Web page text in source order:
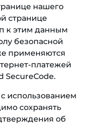
нашего
странице
к этим данным
безопасной
применяются
платежей
SecureСode.
использованием
сохранять
об